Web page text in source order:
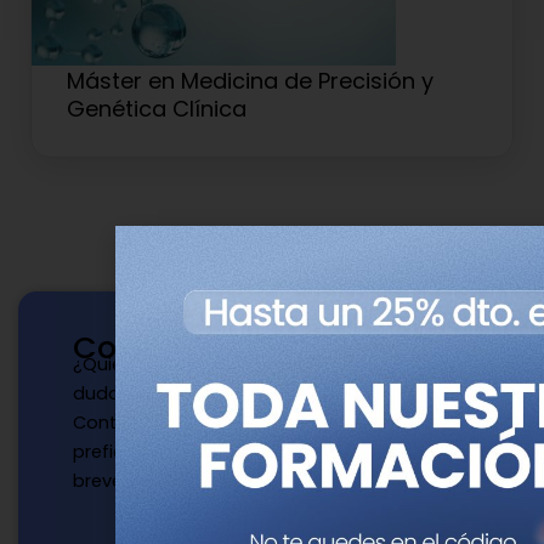
Máster en Medicina de Precisión y
Genética Clínica
Contacto
¿Quieres publicar con nosotros? ¿Tienes
dudas?
Contacta con nosotros de la manera que
prefieras y te responderemos a la mayor
brevedad.